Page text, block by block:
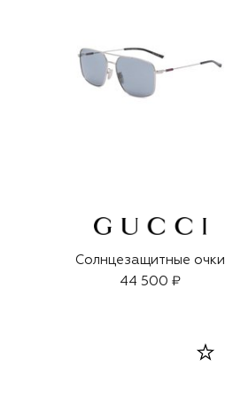
Солнцезащитные очки
44 500 ₽